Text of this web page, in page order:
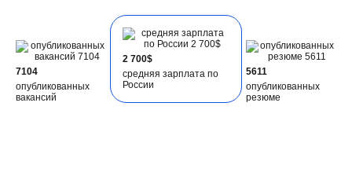
7104
опубликованных
вакансий
2 700$
средняя зарплата по
России
5611
опубликованных
резюме